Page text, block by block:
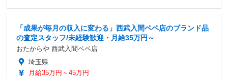
「成果が毎月の収入に変わる」西武入間ペペ店のブランド品
の査定スタッフ/未経験歓迎・月給35万円～
おたからや 西武入間ペペ店
埼玉県
月給35万円～45万円